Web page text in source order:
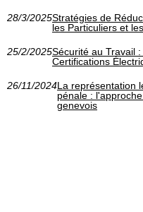
28/3/2025Stratégies de
les Particuliers et
25/2/2025Sécurité au Travail
Certifications
26/11/2024La représentation
pénale :
genevois